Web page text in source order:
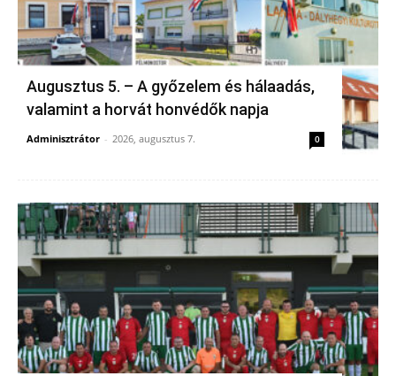
Augusztus 5. – A győzelem és hálaadás,
valamint a horvát honvédők napja
Adminisztrátor - 2026, augusztus 7. 0